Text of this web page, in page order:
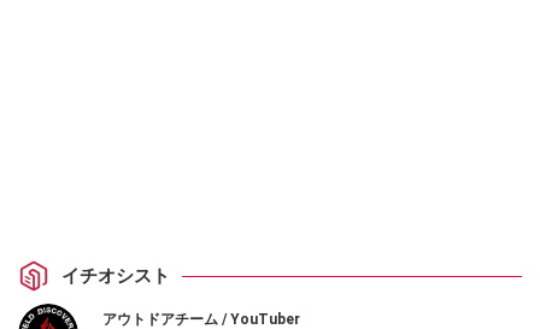
イチオシスト
アウトドアチーム / YouTuber